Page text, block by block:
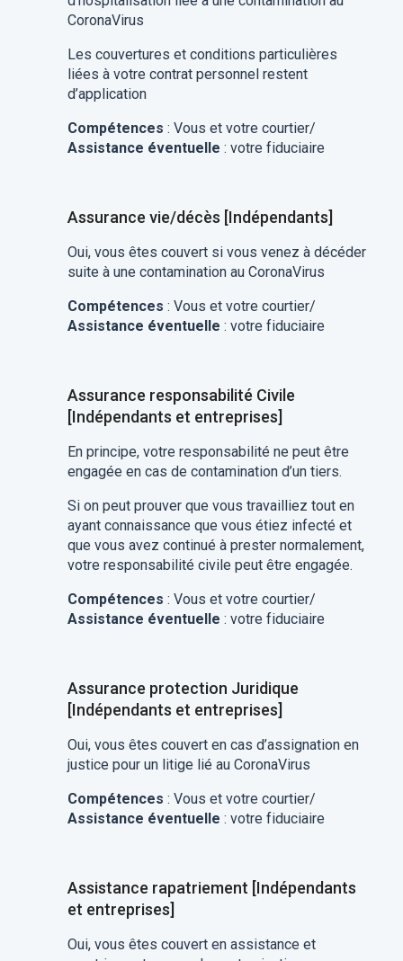
CoronaVirus
Les couvertures et conditions particulières
liées à votre contrat personnel restent
d’application
Compétences : Vous et votre courtier/
Assistance éventuelle : votre fiduciaire
Assurance vie/décès [Indépendants]
Oui, vous êtes couvert si vous venez à décéder
suite à une contamination au CoronaVirus
Compétences : Vous et votre courtier/
Assistance éventuelle : votre fiduciaire
Assurance responsabilité Civile
[Indépendants et entreprises]
En principe, votre responsabilité ne peut être
engagée en cas de contamination d’un tiers.
Si on peut prouver que vous travailliez tout en
ayant connaissance que vous étiez infecté et
que vous avez continué à prester normalement,
votre responsabilité civile peut être engagée.
Compétences : Vous et votre courtier/
Assistance éventuelle : votre fiduciaire
Assurance protection Juridique
[Indépendants et entreprises]
Oui, vous êtes couvert en cas d’assignation en
justice pour un litige lié au CoronaVirus
Compétences : Vous et votre courtier/
Assistance éventuelle : votre fiduciaire
Assistance rapatriement [Indépendants
et entreprises]
Oui, vous êtes couvert en assistance et